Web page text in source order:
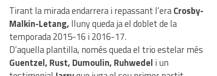
Tirant la mirada endarrera i repassant l’eraCrosby-
Malkin-Letang, lluny queda ja el doblet de la
temporada 2015-16 i 2016-17.
D’aquella plantilla, només queda el trio estelar més
Guentzel, Rust, Dumoulin, Ruhwedel i un